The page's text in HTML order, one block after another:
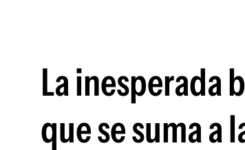
La inesperada
que se suma a